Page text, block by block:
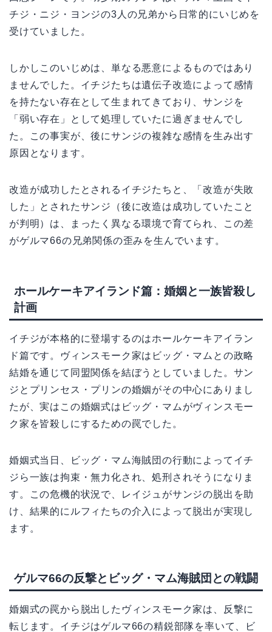
チジ・ニジ・ヨンジの3人の兄弟から日常的にいじめを
受けていました。
しかしこのいじめは、単なる悪意によるものではあり
ませんでした。イチジたちは遺伝子改造によって感情
を持たない存在として生まれてきており、サンジを
「弱い存在」として処理していたに過ぎませんでし
た。この事実が、後にサンジの複雑な感情を生み出す
原因となります。
改造が成功したとされるイチジたちと、「改造が失敗
した」とされたサンジ（後に改造は成功していたこと
が判明）は、まったく異なる環境で育てられ、この差
がゲルマ66の兄弟関係の歪みを生んでいます。
ホールケーキアイランド篇：婚姻と一族皆殺し
計画
イチジが本格的に登場するのはホールケーキアイラン
ド篇です。ヴィンスモーク家はビッグ・マムとの政略
結婚を通じて同盟関係を結ぼうとしていました。サン
ジとプリンセス・プリンの婚姻がその中心にありまし
たが、実はこの婚姻式はビッグ・マムがヴィンスモー
ク家を皆殺しにするための罠でした。
婚姻式当日、ビッグ・マム海賊団の行動によってイチ
ジら一族は拘束・無力化され、処刑されそうになりま
す。この危機的状況で、レイジュがサンジの脱出を助
け、結果的にルフィたちの介入によって脱出が実現し
ます。
ゲルマ66の反撃とビッグ・マム海賊団との戦闘
婚姻式の罠から脱出したヴィンスモーク家は、反撃に
転じます。イチジはゲルマ66の精鋭部隊を率いて、ビ